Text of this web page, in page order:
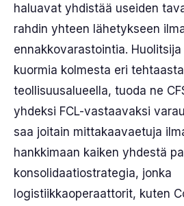
haluavat yhdistää useiden
rahdin yhteen lähetykseen
ennakkovarastointia.
kuormia kolmesta eri
teollisuusalueella, tuoda ne
yhdeksi FCL-vastaavaksi
saa joitain mittakaavaetuja
hankkimaan kaiken yhdestä
konsolidaatiostrategia, jonka
logistiikkaoperaattorit, kuten